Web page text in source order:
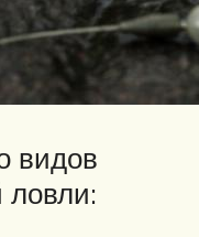
видов
ловли: